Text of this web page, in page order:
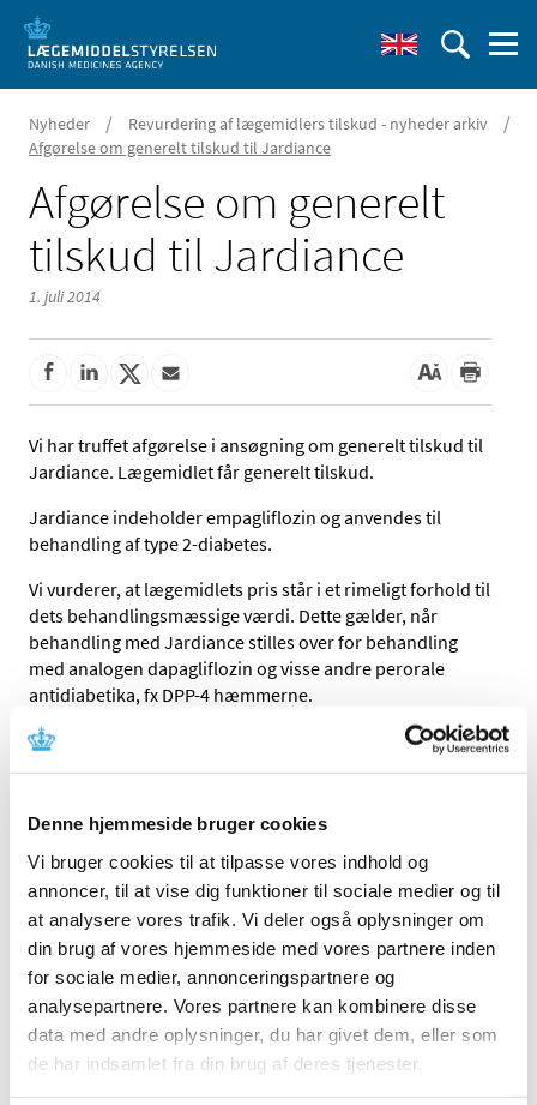
Denne hjemmeside bruger cookies
Vi bruger cookies til at tilpasse vores indhold og
annoncer, til at vise dig funktioner til sociale medier og til
at analysere vores trafik. Vi deler også oplysninger om
din brug af vores hjemmeside med vores partnere inden
for sociale medier, annonceringspartnere og
analysepartnere. Vores partnere kan kombinere disse
data med andre oplysninger, du har givet dem, eller som
de har indsamlet fra din brug af deres tjenester.
Nyheder / Revurdering af lægemidlers tilskud - nyheder arkiv /
Afgørelse om generelt tilskud til Jardiance
Afgørelse om generelt
tilskud til Jardiance
1. juli 2014
Vi har truffet afgørelse i ansøgning om generelt tilskud til
Jardiance. Lægemidlet får generelt tilskud.
Jardiance indeholder empagliflozin og anvendes til
behandling af type 2-diabetes.
Vi vurderer, at lægemidlets pris står i et rimeligt forhold til
dets behandlingsmæssige værdi. Dette gælder, når
behandling med Jardiance stilles over for behandling
med analogen dapagliflozin og visse andre perorale
antidiabetika, fx DPP-4 hæmmerne.
Tilskudsstatus for Jardiance vil blive revurderet i
forbindelse med den regelmæssige revurdering af
Links
Sundhedsstyrelsens afgørelse om generelt tilskud til
Jardiance
Medicintilskudsnævnets indstilling vedr. Jardiance
Emner
Afgørelser om generelt tilskud